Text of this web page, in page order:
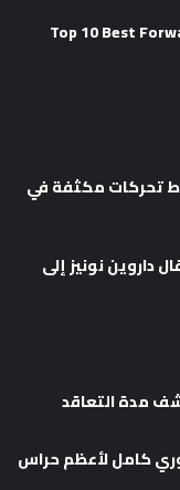
Top 10 Best
تحركات مكثفة في
داروين نونيز إلى
مدة التعاقد
كامل لأعظم حراس